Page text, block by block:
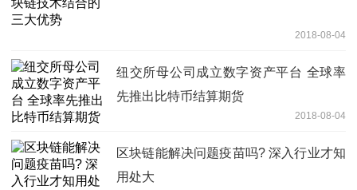
2018-08-04
纽交所母公司成立数字资产平台 全球率
先推出比特币结算期货
2018-08-04
区块链能解决问题疫苗吗? 深入行业才知
用处大